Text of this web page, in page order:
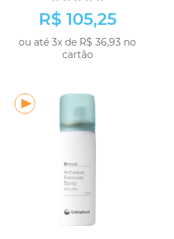
R$ 105,25
ou até 3x de R$ 36,93 no
cartão